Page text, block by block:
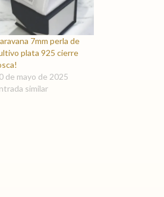
7mm perla de
plata 925 cierre
de mayo de 2025
similar